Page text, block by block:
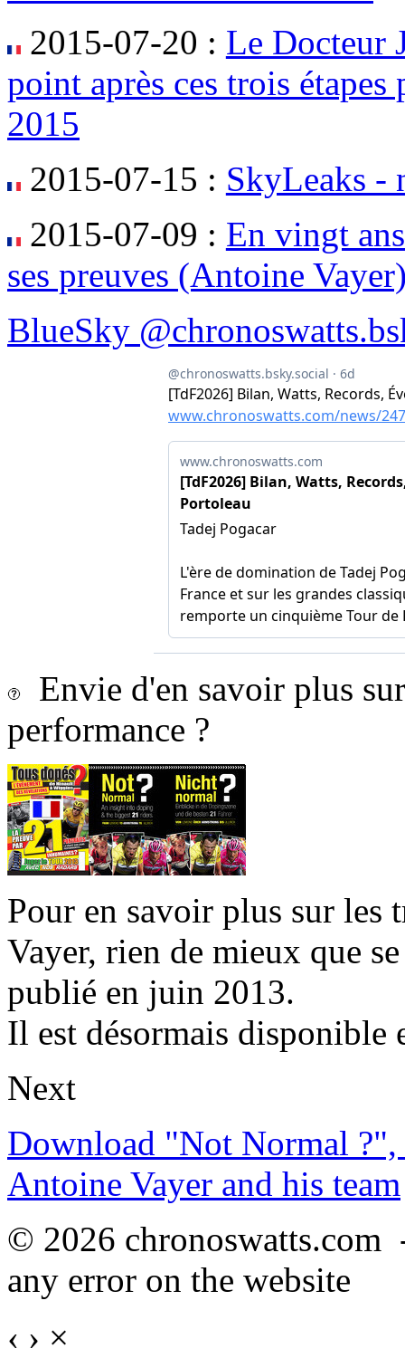
2015-07-20 : Le Docteur
point après ces trois étapes
2015
2015-07-15 : SkyLeaks -
2015-07-09 : En vingt
ses preuves (Antoine
BlueSky
Envie d'en savoir plus
performance ?
Pour en savoir plus sur les
Vayer, rien de mieux que
publié en juin 2013.
Il est désormais disponible
Next
Download "Not Normal ?",
Antoine Vayer and his team
© 2026
any error on the website
‹ › ×